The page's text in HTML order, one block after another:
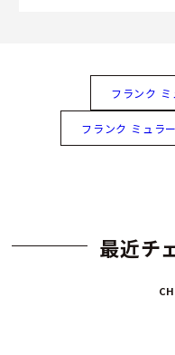
フランク
フランク ミュラ
最近チ